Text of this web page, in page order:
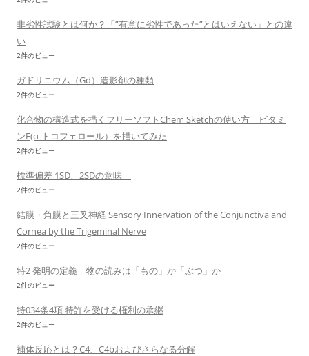
非劣性試験とは何か？「”有意に劣性であった”とはいえない」との違
い
2件のビュー
ガドリニウム（Gd）造影剤の種類
2件のビュー
化合物の構造式を描くフリーソフトChem Sketchの使い方 ビタミ
ンE(α-トコフェロール）を描いてみた
2件のビュー
標準偏差 1SD、2SDの意味
2件のビュー
結膜・角膜と三叉神経 Sensory Innervation of the Conjunctiva and
Cornea by the Trigeminal Nerve
2件のビュー
特2 発明の定義 物の読みは「もの」か「ぶつ」か
2件のビュー
特034条4項 特許を受ける権利の承継
2件のビュー
補体反応とは？C4、C4bおよびさらなる分解